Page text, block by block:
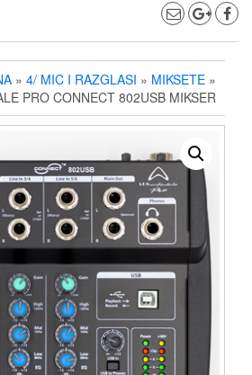
» 4/ MIC I RAZGLASI » MIKSETE »
PRO CONNECT 802USB MIKSER